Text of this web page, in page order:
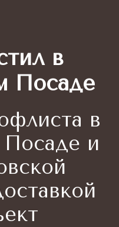
в
Посаде
в
и